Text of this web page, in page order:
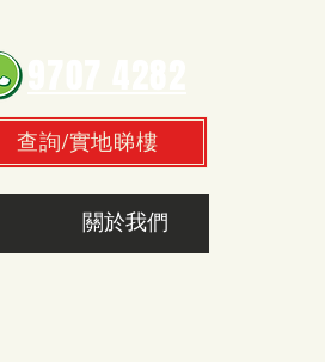
查詢/實地睇樓
關於我們